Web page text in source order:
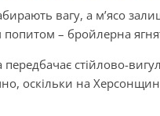
вагу, а м’ясо
– бройлерна
передбачає стійлово-
оскільки на